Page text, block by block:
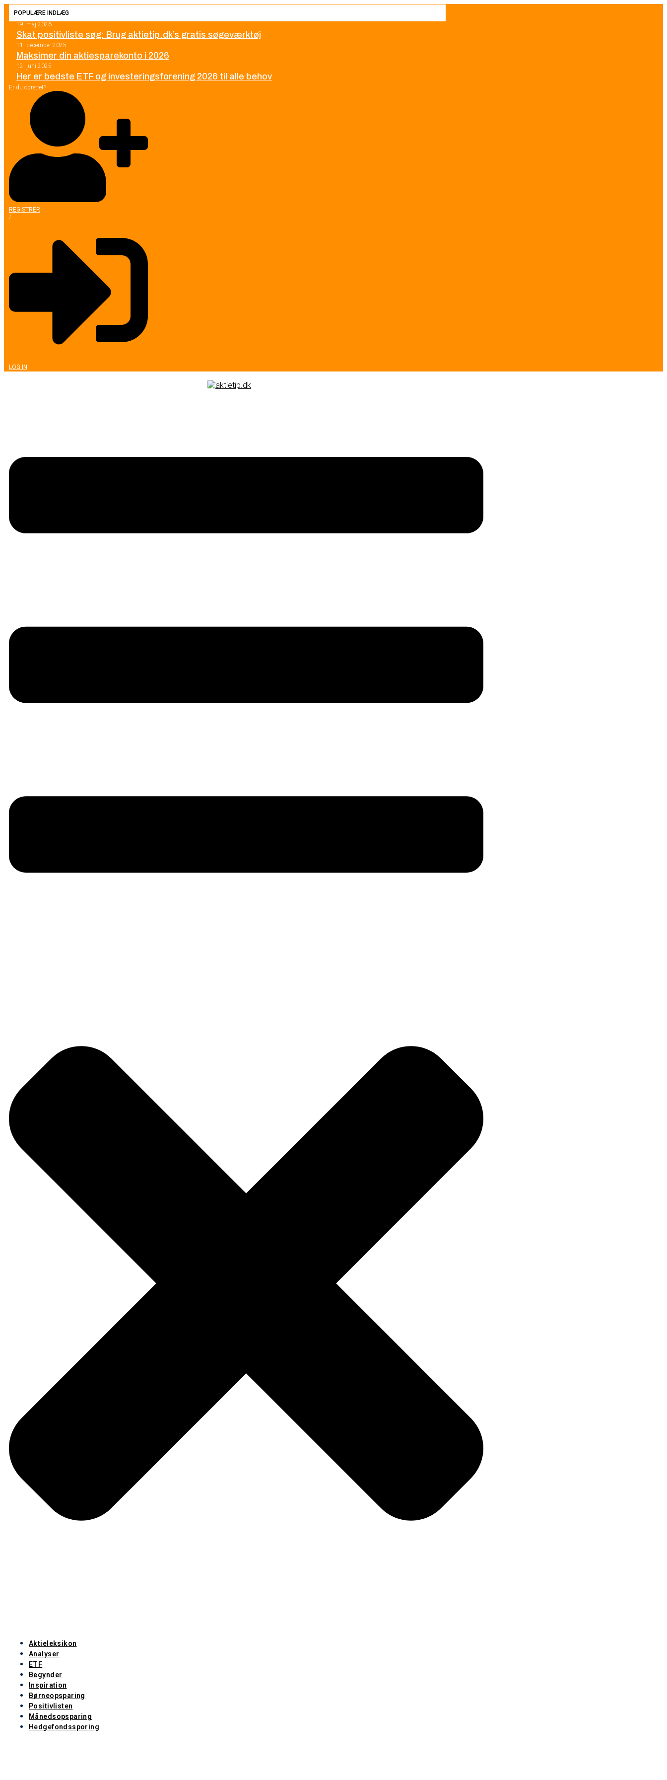
POPULÆRE INDLÆG
19. maj 2026
Skat positivliste søg: Brug aktietip.dk’s gratis søgeværktøj
11. december 2025
Maksimer din aktiesparekonto i 2026
12. juni 2025
Her er bedste ETF og investeringsforening 2026 til alle behov
Er du oprettet?
REGISTRER
/
LOG IN
Aktieleksikon
Analyser
ETF
Begynder
Inspiration
Børneopsparing
Positivlisten
Månedsopsparing
Hedgefondssporing